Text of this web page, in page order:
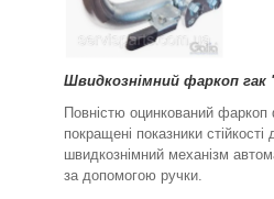
Швидкознімний фаркоп
Повністю оцинкований
покращені показники стійкості
швидкознімний механізм
за допомогою ручки.